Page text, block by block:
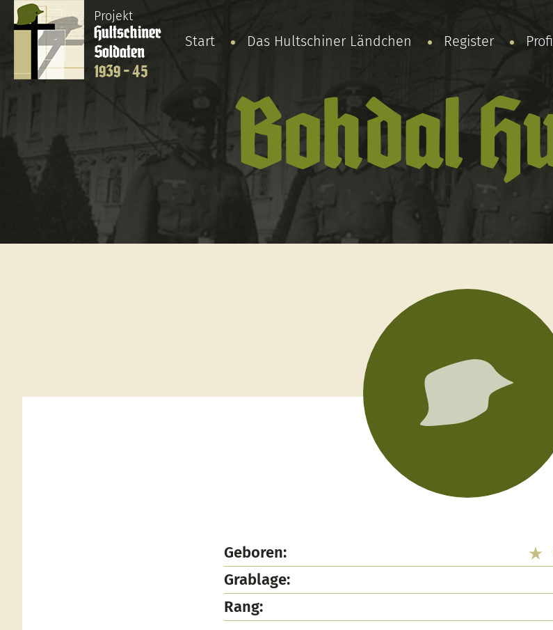
Projekt
Hultschiner
Soldaten
1939 - 45
Start Das Hultschiner Ländchen Register
Bohdal
Geboren:
Grablage:
Rang: